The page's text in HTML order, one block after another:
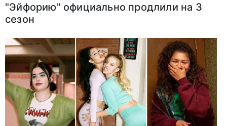
"Эйфорию" официально продлили на 3
сезон